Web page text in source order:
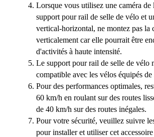
Lorsque vous utilisez une caméra de
support pour rail de selle de vélo et
vertical-horizontal, ne montez pas la
verticalement car elle pourrait être
d'activités à haute intensité.
Le support pour rail de selle de vélo
compatible avec les vélos équipés de
Pour des performances optimales,
60 km/h en roulant sur des routes
de 40 km/h sur des routes inégales.
Pour votre sécurité, veuillez suivre
pour installer et utiliser cet